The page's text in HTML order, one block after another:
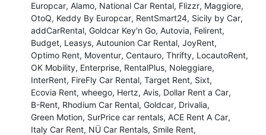
Europcar Alamo National Car Rental Flizzr Maggiore
OtoQ Keddy By Europcar RentSmart24 Sicily by Car
addCarRental Goldcar Key'n Go Autovia Felirent
Budget Leasys Autounion Car Rental JoyRent
Optimo Rent Moventur Centauro Thrifty LocautoRent
OK Mobility Enterprise RentalPlus Noleggiare
InterRent FireFly Car Rental Target Rent Sixt
Ecovia Rent wheego Hertz Avis Dollar Rent a Car
B-Rent Rhodium Car Rental Goldcar Drivalia
Green Motion SurPrice car rentals ACE Rent A Car
Italy Car Rent NÜ Car Rentals Smile Rent